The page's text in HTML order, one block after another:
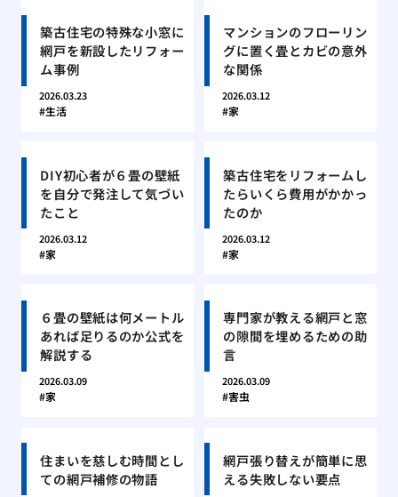
築古住宅の特殊な小窓に
網戸を新設したリフォー
ム事例
2026.03.23
生活
マンションのフローリン
グに置く畳とカビの意外
な関係
2026.03.12
家
DIY初心者が６畳の壁紙
を自分で発注して気づい
たこと
2026.03.12
家
築古住宅をリフォームし
たらいくら費用がかかっ
たのか
2026.03.12
家
６畳の壁紙は何メートル
あれば足りるのか公式を
解説する
2026.03.09
家
専門家が教える網戸と窓
の隙間を埋めるための助
言
2026.03.09
害虫
住まいを慈しむ時間とし
ての網戸補修の物語
網戸張り替えが簡単に思
える失敗しない要点